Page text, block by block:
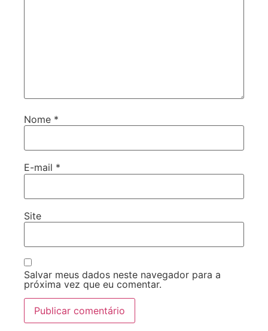
Nome *
E-mail *
Site
Salvar meus dados neste navegador para a
próxima vez que eu comentar.